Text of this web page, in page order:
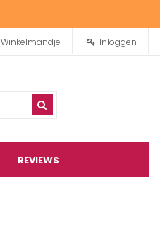
Winkelmandje Inloggen
REVIEWS